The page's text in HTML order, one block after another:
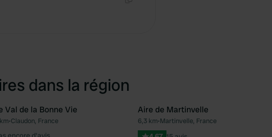
dans la région
Préféré
Val de la Bonne Vie
•Claudon, France
Aire de Martinvelle
6,3 km•Martinvelle, France